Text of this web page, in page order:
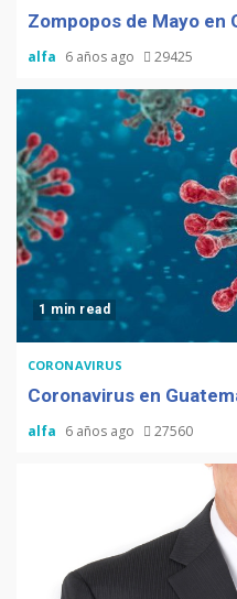
Zompopos de Mayo en
alfa 6 años ago 29425
1 min read
CORONAVIRUS
Coronavirus en
alfa 6 años ago 27560